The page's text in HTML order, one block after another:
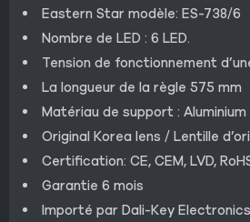
Eastern Star modèle: ES-738/6
Nombre de LED : 6 LED.
Tension de fonctionnement
La longueur de la règle 575 mm
Matériau de support : Aluminium
Original Korea lens / Lentille
Certification: CE, CEM, LVD,
Garantie 6 mois
Importé par Dali-Key Electronics